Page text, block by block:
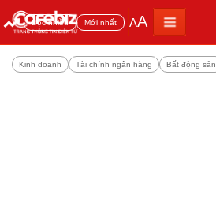
Đọc nhiều Mới nhất AA
Kinh doanh Tài chính ngân hàng Bất động sản